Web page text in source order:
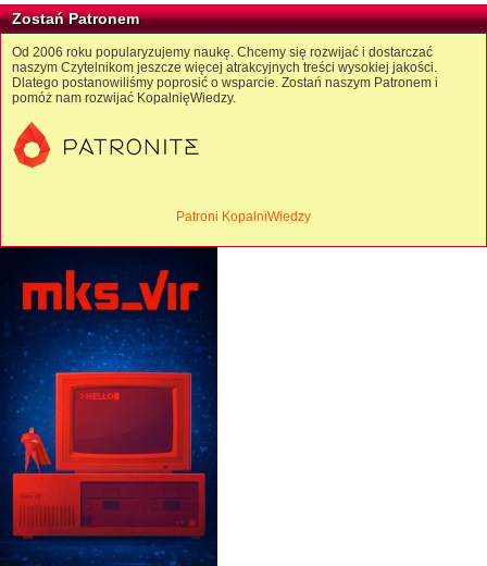
Zostań Patronem
Od 2006 roku popularyzujemy naukę. Chcemy się rozwijać i dostarczać
naszym Czytelnikom jeszcze więcej atrakcyjnych treści wysokiej jakości.
Dlatego postanowiliśmy poprosić o wsparcie. Zostań naszym Patronem i
pomóż nam rozwijać KopalnięWiedzy.
Patroni KopalniWiedzy